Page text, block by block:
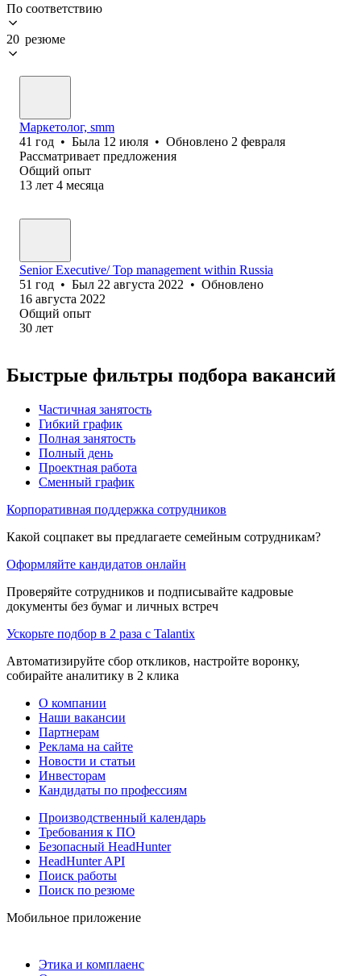
По соответствию
20 резюме
Маркетолог, smm
41 год • Была 12 июля • Обновлено 2 февраля
Рассматривает предложения
Общий опыт
13 лет 4 месяца
Senior Executive/ Top management within Russia
51 год • Был 22 августа 2022 • Обновлено
16 августа 2022
Общий опыт
30 лет
Быстрые фильтры подбора вакансий
Частичная занятость
Гибкий график
Полная занятость
Полный день
Проектная работа
Сменный график
Корпоративная поддержка сотрудников
Какой соцпакет вы предлагаете семейным сотрудникам?
Оформляйте кандидатов онлайн
Проверяйте сотрудников и подписывайте кадровые
документы без бумаг и личных встреч
Ускорьте подбор в 2 раза с Talantix
Автоматизируйте сбор откликов, настройте воронку,
собирайте аналитику в 2 клика
О компании
Наши вакансии
Партнерам
Реклама на сайте
Новости и статьи
Инвесторам
Кандидаты по профессиям
Производственный календарь
Требования к ПО
Безопасный HeadHunter
HeadHunter API
Поиск работы
Поиск по резюме
Мобильное приложение
Этика и комплаенс